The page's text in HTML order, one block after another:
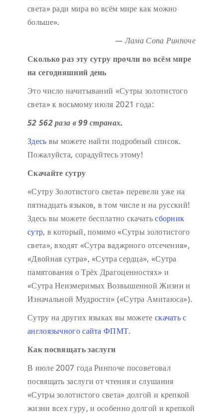
света» ради мира во всём мире как можно
больше».
— Лама Сопа Ринпоче
Сколько раз эту сутру прочли во всём мире
на сегодняшний день
Это число начитываний «Сутры золотистого
света» к восьмому июля 2021 года:
52 562 раза в 99 странах.
Здесь вы можете найти подробный список.
Пожалуйста, сорадуйтесь этому!
Скачайте сутру
«Сутру Золотистого света» перевели уже на
пятнадцать языков, в том числе и на русский!
Здесь вы можете бесплатно скачатьсборник
сутр, в который, помимо «Сутры золотистого
света», входят «Сутра ваджрного отсечения»,
«Двойная сутра», «Сутра сердца», «Сутра
памятования о Трёх Драгоценностях» и
«Сутра Неизмеримых Возвышенной Жизни и
Изначальной Мудрости» («Сутра Амитаюса»).
Сутру на других языках вы можете скачать с
англоязычного сайта ФПМТ.
Как посвящать заслуги
В июле 2007 года Ринпоче посоветовал
посвящать заслуги от чтения и слушания
«Сутры золотистого света» долгой и крепкой
жизни всех гуру, и особенно долгой и крепкой